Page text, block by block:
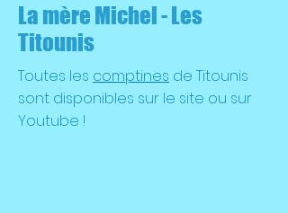
La mère Michel - Les
Titounis
Toutes les comptines de Titounis
sont disponibles sur le site ou sur
Youtube !